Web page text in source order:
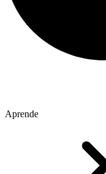
Aprende